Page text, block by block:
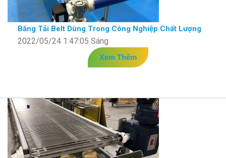
Băng Tải Belt Dùng Trong Công Nghiệp Chất Lượng
2022/05/24 1:47:05 Sáng
Xem Thêm